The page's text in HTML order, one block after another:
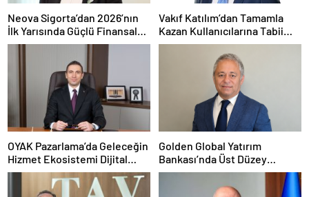
Neova Sigorta’dan 2026’nın
İlk Yarısında Güçlü Finansal
Performans
Vakıf Katılım’dan Tamamla
Kazan Kullanıcılarına Tabii
Premium Fırsatı
OYAK Pazarlama’da Geleceğin
Hizmet Ekosistemi Dijital
Dönüşümle Şekilleniyor
Golden Global Yatırım
Bankası’nda Üst Düzey
Atama: Mustafa Selcen
Yönetim Kurulu Üyesi Oldu